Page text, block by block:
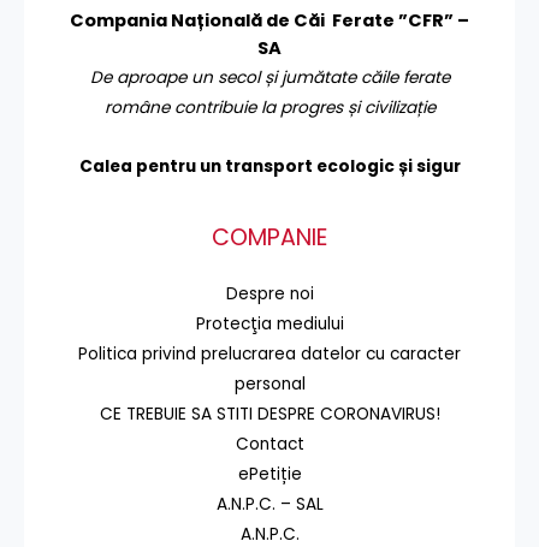
Compania Națională de Căi Ferate ”CFR” –
SA
De aproape un secol și jumătate căile ferate
române contribuie la progres și civilizație
Calea pentru un transport ecologic și sigur
COMPANIE
Despre noi
Protecţia mediului
Politica privind prelucrarea datelor cu caracter
personal
CE TREBUIE SA STITI DESPRE CORONAVIRUS!
Contact
ePetiție
A.N.P.C. – SAL
A.N.P.C.